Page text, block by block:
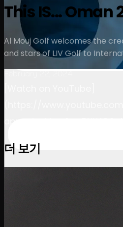
This IS... Oman
Al Mouj Golf welcomes the
and stars of LIV Golf to
더 보기